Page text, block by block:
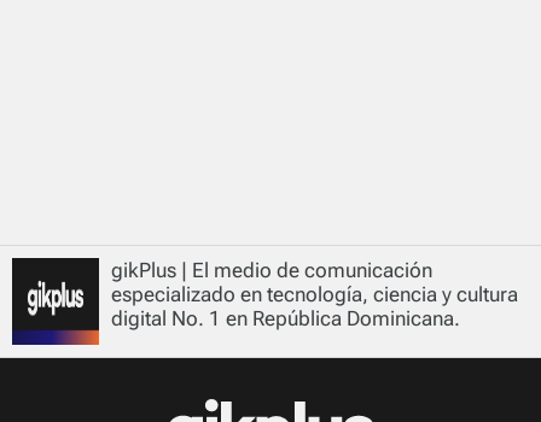
gikPlus | El medio de comunicación
especializado en tecnología, ciencia y cultura
digital No. 1 en República Dominicana.